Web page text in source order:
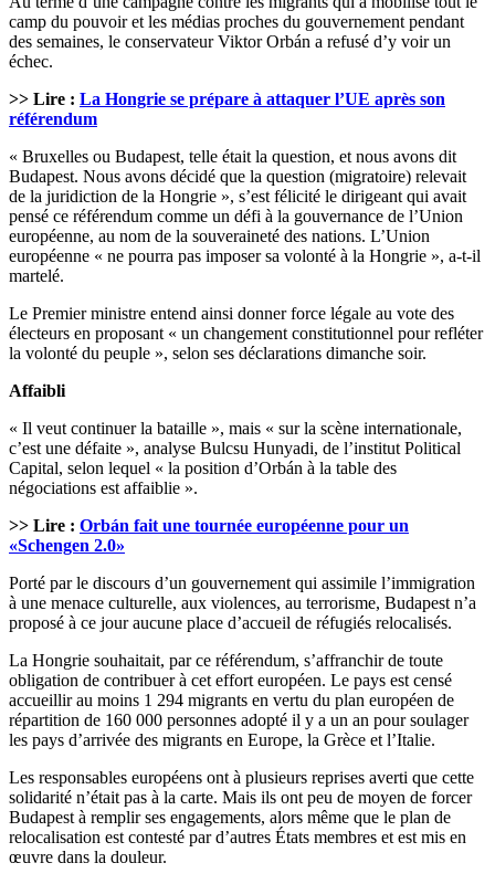
camp du pouvoir et les médias proches du gouvernement pendant
des semaines, le conservateur Viktor Orbán a refusé d’y voir un
échec.
>> Lire : La Hongrie se prépare à attaquer l’UE après son
référendum
« Bruxelles ou Budapest, telle était la question, et nous avons dit
Budapest. Nous avons décidé que la question (migratoire) relevait
de la juridiction de la Hongrie », s’est félicité le dirigeant qui avait
pensé ce référendum comme un défi à la gouvernance de l’Union
européenne, au nom de la souveraineté des nations. L’Union
européenne « ne pourra pas imposer sa volonté à la Hongrie », a-t-il
martelé.
Le Premier ministre entend ainsi donner force légale au vote des
électeurs en proposant « un changement constitutionnel pour refléter
la volonté du peuple », selon ses déclarations dimanche soir.
Affaibli
« Il veut continuer la bataille », mais « sur la scène internationale,
c’est une défaite », analyse Bulcsu Hunyadi, de l’institut Political
Capital, selon lequel « la position d’Orbán à la table des
négociations est affaiblie ».
>> Lire : Orbán fait une tournée européenne pour un
«Schengen 2.0»
Porté par le discours d’un gouvernement qui assimile l’immigration
à une menace culturelle, aux violences, au terrorisme, Budapest n’a
proposé à ce jour aucune place d’accueil de réfugiés relocalisés.
La Hongrie souhaitait, par ce référendum, s’affranchir de toute
obligation de contribuer à cet effort européen. Le pays est censé
accueillir au moins 1 294 migrants en vertu du plan européen de
répartition de 160 000 personnes adopté il y a un an pour soulager
les pays d’arrivée des migrants en Europe, la Grèce et l’Italie.
Les responsables européens ont à plusieurs reprises averti que cette
solidarité n’était pas à la carte. Mais ils ont peu de moyen de forcer
Budapest à remplir ses engagements, alors même que le plan de
relocalisation est contesté par d’autres États membres et est mis en
œuvre dans la douleur.